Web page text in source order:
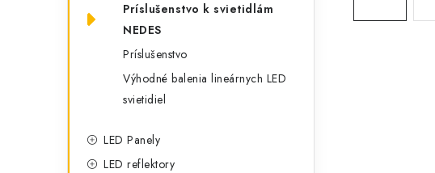
Príslušenstvo k svietidlám
NEDES
Príslušenstvo
Výhodné balenia lineárnych LED
svietidiel
LED Panely
LED reflektory